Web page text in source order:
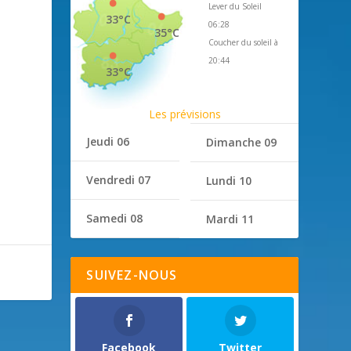
35°C
33°C
33°C
Lever du Soleil
06:28
Coucher du soleil à
20:44
Les prévisions
Jeudi 06
Vendredi 07
Samedi 08
Dimanche 09
Lundi 10
Mardi 11
SUIVEZ-NOUS
Facebook Twitter